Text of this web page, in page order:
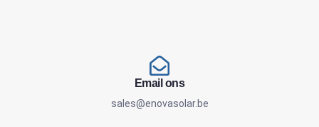
Email ons
sales@enovasolar.be